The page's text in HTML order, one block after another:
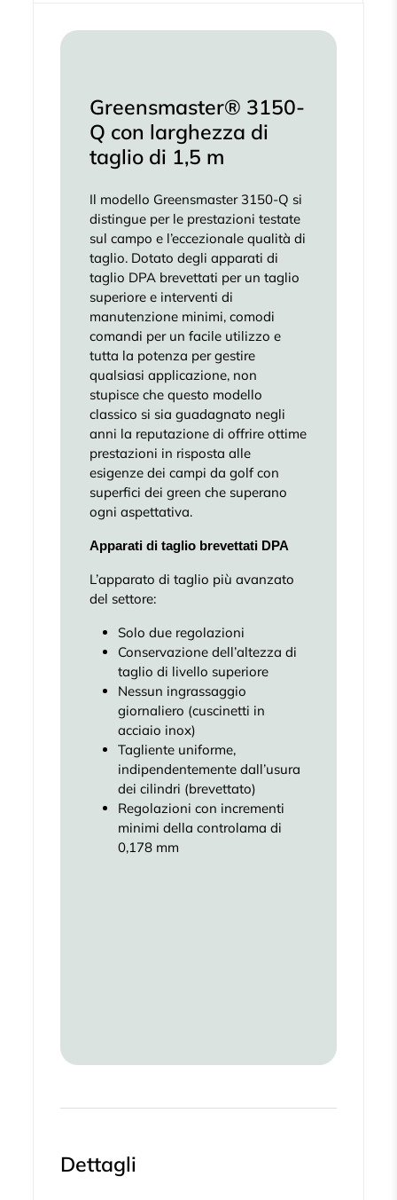
Greensmaster® 3150-
Q con larghezza di
taglio di 1,5 m
Il modello Greensmaster 3150-Q si
distingue per le prestazioni testate
sul campo e l’eccezionale qualità di
taglio. Dotato degli apparati di
taglio DPA brevettati per un taglio
superiore e interventi di
manutenzione minimi, comodi
comandi per un facile utilizzo e
tutta la potenza per gestire
qualsiasi applicazione, non
stupisce che questo modello
classico si sia guadagnato negli
anni la reputazione di offrire ottime
prestazioni in risposta alle
esigenze dei campi da golf con
superfici dei green che superano
ogni aspettativa.
Apparati di taglio brevettati DPA
L’apparato di taglio più avanzato
del settore:
Solo due regolazioni
Conservazione dell’altezza di
taglio di livello superiore
Nessun ingrassaggio
giornaliero (cuscinetti in
acciaio inox)
Tagliente uniforme,
indipendentemente dall’usura
dei cilindri (brevettato)
Regolazioni con incrementi
minimi della controlama di
0,178 mm
Dettagli